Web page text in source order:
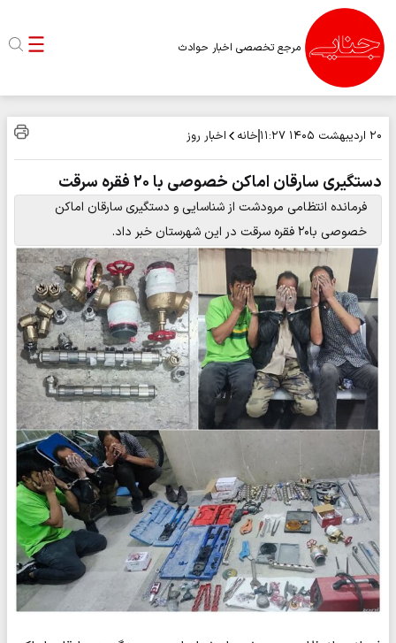
مرجع تخصصی اخبار حوادث
۲۰ اردیبهشت ۱۴۰۵ ۱۱:۲۷ خانه اخبار روز
دستگیری سارقان اماکن خصوصی با ۲۰ فقره سرقت
فرمانده انتظامی مرودشت از شناسایی و دستگیری سارقان اماکن
خصوصی با۲۰ فقره سرقت در این شهرستان خبر داد.